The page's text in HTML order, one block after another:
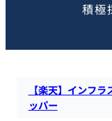
積極
【楽天】インフ
ッパー